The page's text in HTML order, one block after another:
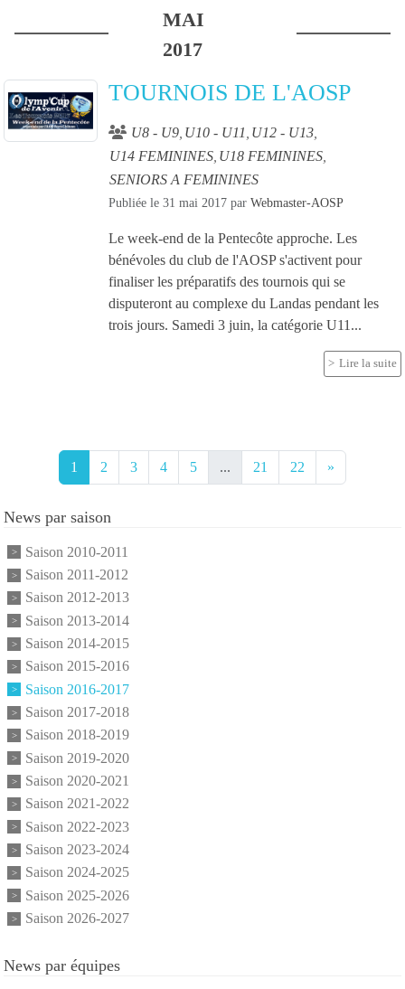
MAI
2017
TOURNOIS DE L'AOSP
U8 - U9 U10 - U11 U12 - U13
U14 FEMININES U18 FEMININES
SENIORS A FEMININES
Publiée le 31 mai 2017 par Webmaster-AOSP
Le week-end de la Pentecôte approche. Les
bénévoles du club de l'AOSP s'activent pour
finaliser les préparatifs des tournois qui se
disputeront au complexe du Landas pendant les
trois jours. Samedi 3 juin, la catégorie U11...
Lire la suite
1 2 3 4 5 ... 21 22 »
News par saison
Saison 2010-2011
Saison 2011-2012
Saison 2012-2013
Saison 2013-2014
Saison 2014-2015
Saison 2015-2016
Saison 2016-2017
Saison 2017-2018
Saison 2018-2019
Saison 2019-2020
Saison 2020-2021
Saison 2021-2022
Saison 2022-2023
Saison 2023-2024
Saison 2024-2025
Saison 2025-2026
Saison 2026-2027
News par équipes